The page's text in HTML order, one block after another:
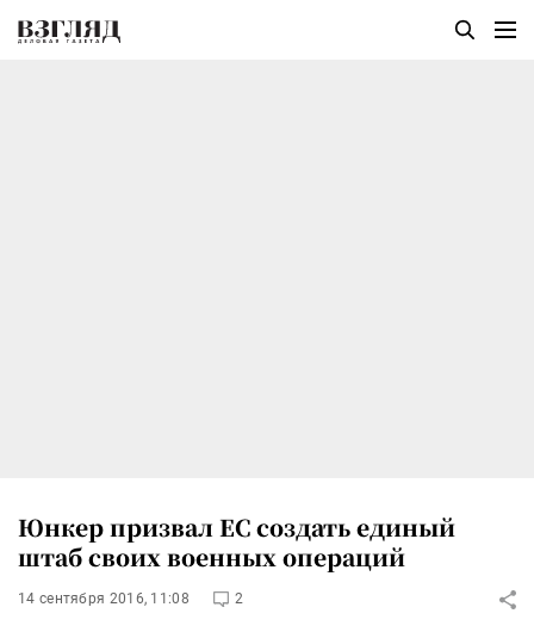
Юнкер призвал ЕС создать единый
штаб своих военных операций
14 сентября 2016, 11:08 2